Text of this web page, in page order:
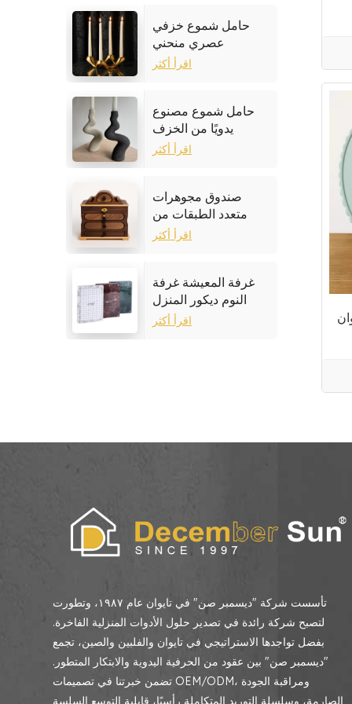
حامل شموع خزفي
عصري منحني
اقرأ أكثر
حامل شموع مصنوع
يدويًا من الخزف
الحجري
اقرأ أكثر
صندوق مجوهرات
متعدد الطبقات من
خشب الجوز
اقرأ أكثر
غرفة المعيشة غرفة
النوم ديكور المنزل
إطار الصورة الرخام
اقرأ أكثر
تأسست شركة "ديسمبر صن" في تايوان عام ١٩٨٧، وتطورت
لتصبح شركة رائدة في تصدير حلول الأدوات المنزلية الفاخرة.
بفضل تواجدها الاستراتيجي في تايوان والفلبين والصين، تجمع
"ديسمبر صن" بين عقود من الحرفية اليدوية والابتكار المتطور.
تضمن خبرتنا في تصميمات OEM/ODM، ومراقبة الجودة
الصارمة، وسلسلة التوريد المتكاملة رأسيًا، قابلية التوسع السلسة